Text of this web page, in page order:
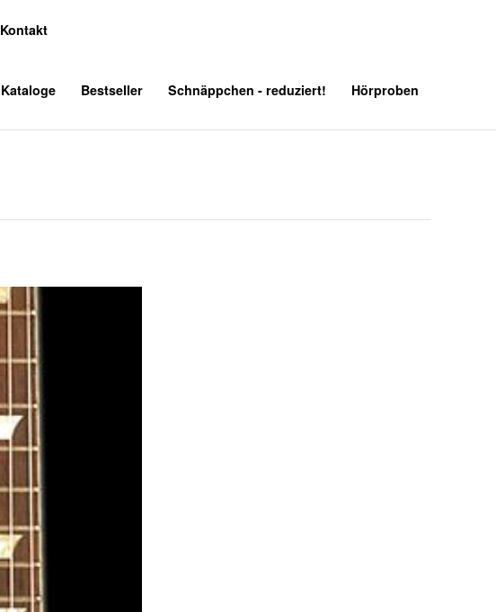
Kontakt
Kataloge Bestseller Schnäppchen - reduziert! Hörproben